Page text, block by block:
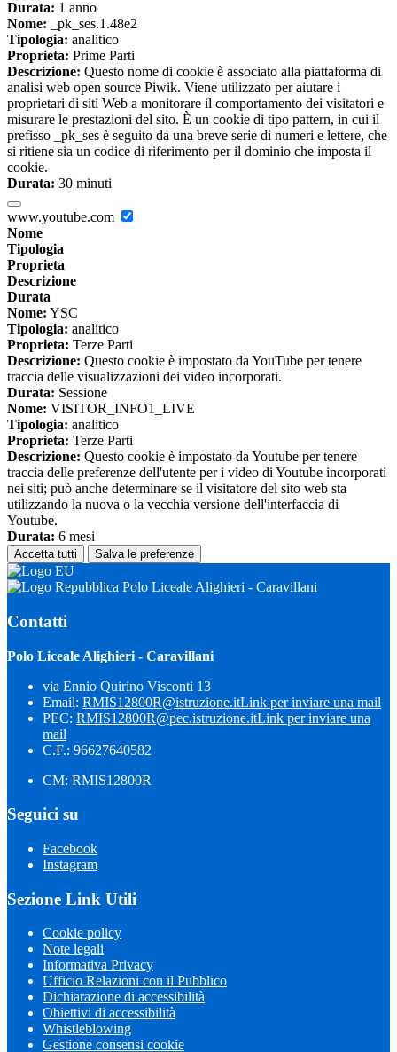
Durata: 1 anno
Nome: _pk_ses.1.48e2
Tipologia: analitico
Proprieta: Prime Parti
Descrizione: Questo nome di cookie è associato alla piattaforma di
analisi web open source Piwik. Viene utilizzato per aiutare i
proprietari di siti Web a monitorare il comportamento dei visitatori e
misurare le prestazioni del sito. È un cookie di tipo pattern, in cui il
prefisso _pk_ses è seguito da una breve serie di numeri e lettere, che
si ritiene sia un codice di riferimento per il dominio che imposta il
cookie.
Durata: 30 minuti
www.youtube.com
Nome
Tipologia
Proprieta
Descrizione
Durata
Nome: YSC
Tipologia: analitico
Proprieta: Terze Parti
Descrizione: Questo cookie è impostato da YouTube per tenere
traccia delle visualizzazioni dei video incorporati.
Durata: Sessione
Nome: VISITOR_INFO1_LIVE
Tipologia: analitico
Proprieta: Terze Parti
Descrizione: Questo cookie è impostato da Youtube per tenere
traccia delle preferenze dell'utente per i video di Youtube incorporati
nei siti; può anche determinare se il visitatore del sito web sta
utilizzando la nuova o la vecchia versione dell'interfaccia di
Youtube.
Durata: 6 mesi
Accetta tutti Salva le preferenze
Polo Liceale Alighieri - Caravillani
Contatti
Polo Liceale Alighieri - Caravillani
via Ennio Quirino Visconti 13
Email: RMIS12800R@istruzione.itLink per inviare una mail
PEC: RMIS12800R@pec.istruzione.itLink per inviare una
mail
C.F.: 96627640582
CM: RMIS12800R
Seguici su
Facebook
Instagram
Sezione Link Utili
Cookie policy
Note legali
Informativa Privacy
Ufficio Relazioni con il Pubblico
Dichiarazione di accessibilità
Obiettivi di accessibilità
Whistleblowing
Gestione consensi cookie